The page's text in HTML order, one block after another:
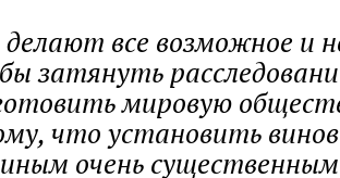
все возможное и
затянуть
мировую
что установить
очень